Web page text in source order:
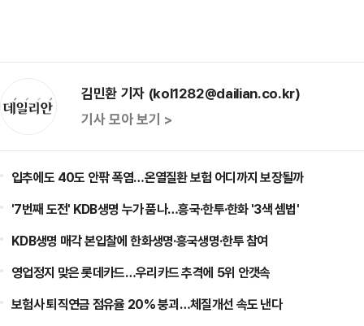
김민환 기자 (kol1282@dailian.co.kr)
기사 모아 보기 >
입추에도 40도 안팎 폭염…온열질환 보험 어디까지 보장될까
'7번째 도전' KDB생명 누가 품나…흥국·한투·한화 '3색 셈법'
KDB생명 매각 본입찰에 한화생명·흥국생명·한투 참여
영업정지 맞은 롯데카드…우리카드 추격에 5위 안갯속
보험사 퇴직연금 점유율 20% 붕괴…체질개선 속도 낸다